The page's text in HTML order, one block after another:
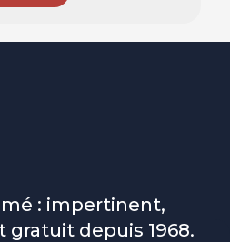
: impertinent,
depuis 1968.